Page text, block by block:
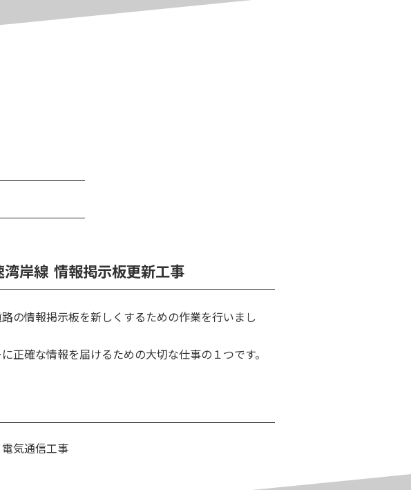
湾岸線 情報掲示板更新工事
の情報掲示板を新しくするための作業を行いまし
正確な情報を届けるための大切な仕事の１つです。
気通信工事